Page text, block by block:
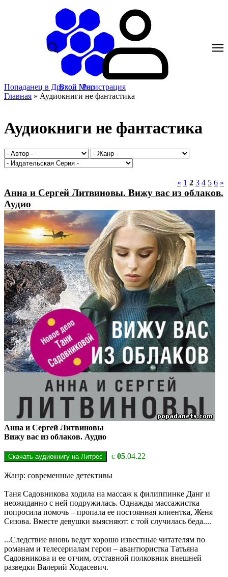
Попаданец в Другой Мир
Вход |Регистрация
Главная » Аудиокниги не фантастика
Аудиокниги не фантастика
« 1 2 3 4 5 6 »
Анна и Сергей Литвиновы. Вижу вас из облаков.
Аудио
Анна и Сергей Литвиновы
Вижу вас из облаков. Аудио
c 05.04.22
Жанр: современные детективы
Таня Садовникова ходила на массаж к филиппинке Данг и
неожиданно с ней подружилась. Однажды массажистка
попросила помочь – пропала ее постоянная клиентка, Женя
Сизова. Вместе девушки выясняют: с той случилась беда....
...Следствие вновь ведут хорошо известные читателям по
романам и телесериалам герои – авантюристка Татьяна
Садовникова и ее отчим, отставной полковник внешней
разведки Валерий Ходасевич.